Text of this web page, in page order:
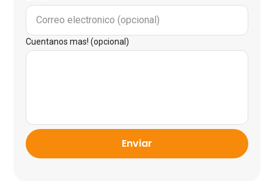
Cuentanos mas! (opcional)
Enviar